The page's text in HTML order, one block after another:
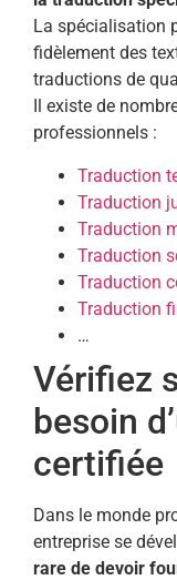
La spécialisation
fidèlement des
traductions de
Il existe de
professionnels :
Traduction
Traduction
Traduction
Traduction
Traduction
Traduction
…
Vérifiez
besoin
certifiée
Dans le monde
entreprise se
rare de devoir